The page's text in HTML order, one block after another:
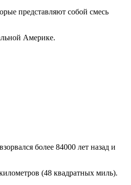
представляют собой смесь
Америке.
более 84000 лет назад и
(48 квадратных миль).